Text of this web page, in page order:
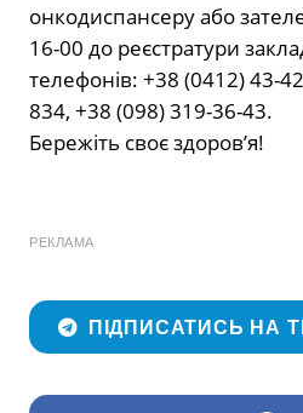
онкодиспансеру або
16-00 до реєстратури
телефонів: +38 (0412) 43-
834, +38 (098) 319-36-43.
Бережіть своє здоров’я!
РЕКЛАМА
ПІДПИСАТИСЬ НА